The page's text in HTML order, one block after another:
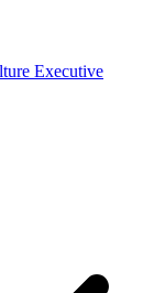
Executive